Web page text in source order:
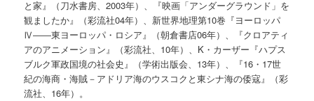
と家』（刀水書房、2003年）、『映画「アンダーグラウンド」を
観ましたか』（彩流社04年）、新世界地理第10巻『ヨーロッパ
Ⅳ――東ヨーロッパ・ロシア』（朝倉書店06年）、『クロアティ
アのアニメーション』（彩流社、10年）、K・カーザー『ハプス
ブルク軍政国境の社会史』（学術出版会、13年）、『16・17世
紀の海商・海賊－アドリア海のウスコクと東シナ海の倭寇』（彩
流社、16年）。